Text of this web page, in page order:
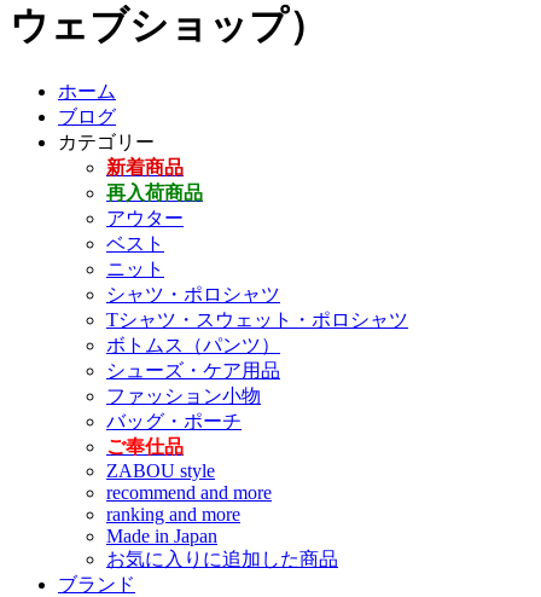
ウェブショップ）
ホーム
ブログ
カテゴリー
新着商品
再入荷商品
アウター
ベスト
ニット
シャツ・ポロシャツ
Tシャツ・スウェット・ポロシャツ
ボトムス（パンツ）
シューズ・ケア用品
ファッション小物
バッグ・ポーチ
ご奉仕品
ZABOU style
recommend and more
ranking and more
Made in Japan
お気に入りに追加した商品
ブランド